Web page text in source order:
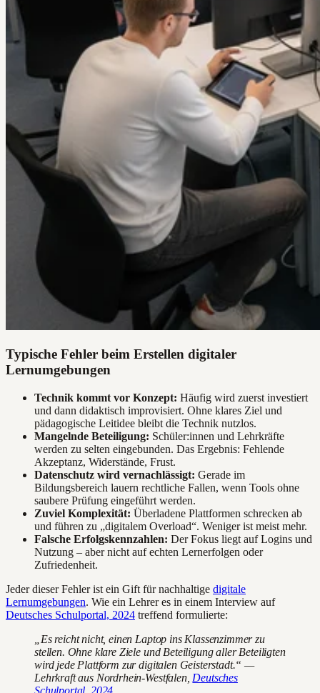
Typische Fehler beim Erstellen digitaler
Lernumgebungen
Technik kommt vor Konzept: Häufig wird zuerst investiert
und dann didaktisch improvisiert. Ohne klares Ziel und
pädagogische Leitidee bleibt die Technik nutzlos.
Mangelnde Beteiligung: Schüler:innen und Lehrkräfte
werden zu selten eingebunden. Das Ergebnis: Fehlende
Akzeptanz, Widerstände, Frust.
Datenschutz wird vernachlässigt: Gerade im
Bildungsbereich lauern rechtliche Fallen, wenn Tools ohne
saubere Prüfung eingeführt werden.
Zuviel Komplexität: Überladene Plattformen schrecken ab
und führen zu „digitalem Overload“. Weniger ist meist mehr.
Falsche Erfolgskennzahlen: Der Fokus liegt auf Logins und
Nutzung – aber nicht auf echten Lernerfolgen oder
Zufriedenheit.
Jeder dieser Fehler ist ein Gift für nachhaltige digitale
Lernumgebungen. Wie ein Lehrer es in einem Interview auf
Deutsches Schulportal, 2024 treffend formulierte:
„Es reicht nicht, einen Laptop ins Klassenzimmer zu
stellen. Ohne klare Ziele und Beteiligung aller Beteiligten
wird jede Plattform zur digitalen Geisterstadt.“ —
Lehrkraft aus Nordrhein-Westfalen, Deutsches
Schulportal, 2024